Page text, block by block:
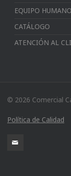
EQUIPO HUMANO
CATÁLOGO
ATENCIÓN AL
© 2026 Comercial
Política de Calidad